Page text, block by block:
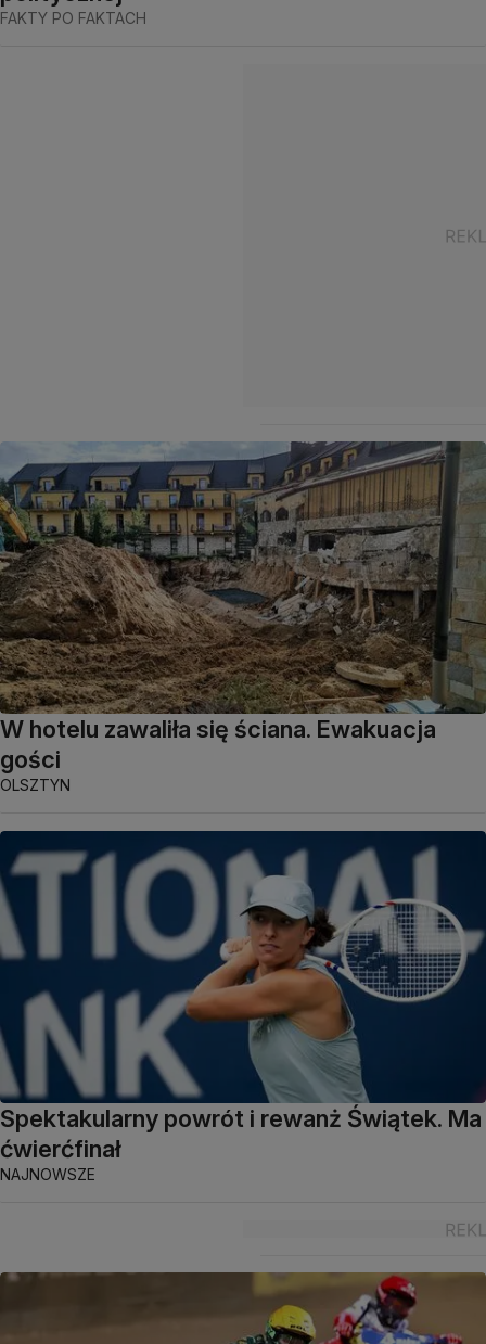
FAKTY PO FAKTACH
W hotelu zawaliła się ściana. Ewakuacja
gości
OLSZTYN
Spektakularny powrót i rewanż Świątek. Ma
ćwierćfinał
NAJNOWSZE